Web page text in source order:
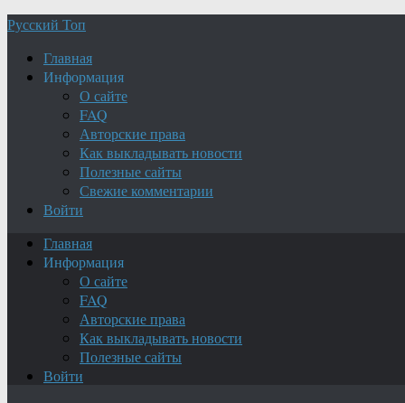
Русский Топ
Главная
Информация
О сайте
FAQ
Авторские права
Как выкладывать новости
Полезные сайты
Свежие комментарии
Войти
Главная
Информация
О сайте
FAQ
Авторские права
Как выкладывать новости
Полезные сайты
Войти